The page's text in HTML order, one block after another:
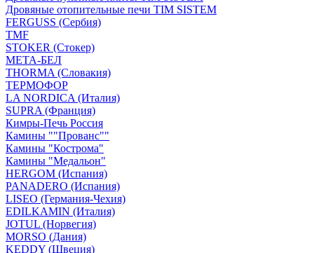
Дровяные отопительные печи TIM SISTEM
FERGUSS (Сербия)
TMF
STOKER (Стокер)
МЕТА-БЕЛ
THORMA (Словакия)
ТЕРМОФОР
LA NORDICA (Италия)
SUPRA (Франция)
Кимры-Печь Россия
Камины ""Прованс""
Камины "Кострома"
Камины "Медальон"
HERGOM (Испания)
PANADERO (Испания)
LISEO (Германия-Чехия)
EDILKAMIN (Италия)
JOTUL (Норвегия)
MORSO (Дания)
KEDDY (Швеция)